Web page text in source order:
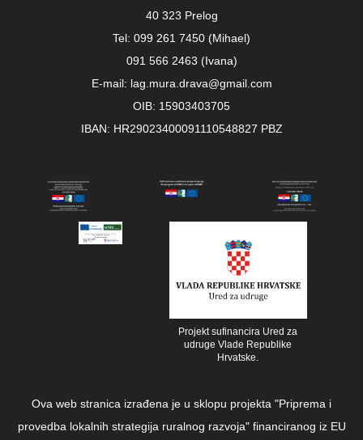
40 323 Prelog
Tel: 099 261 7450 (Mihael)
091 566 2463 (Ivana)
E-mail: lag.mura.drava@gmail.com
OIB: 15903403705
IBAN: HR29023400091110548827 PBZ
Projekt sufinancira Ured za
udruge Vlade Republike
Hrvatske.
Ova web stranica izrađena je u sklopu projekta "Priprema i
provedba lokalnih strategija ruralnog razvoja" financiranog iz EU